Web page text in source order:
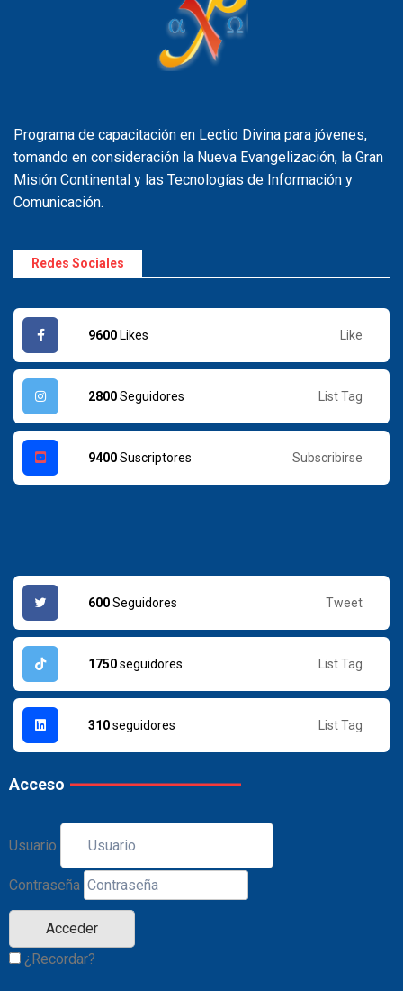
Programa de capacitación en Lectio Divina para jóvenes,
tomando en consideración la Nueva Evangelización, la Gran
Misión Continental y las Tecnologías de Información y
Comunicación.
Redes Sociales
9600 Likes Like
2800Seguidores List Tag
9400Suscriptores Subscribirse
600Seguidores Tweet
1750seguidores List Tag
310seguidores List Tag
Acceso
Usuario
Contraseña
¿Recordar?